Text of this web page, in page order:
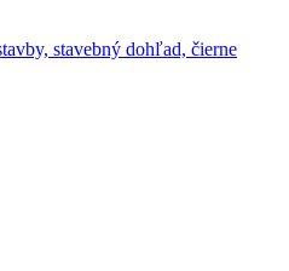
stavebný dohľad, čierne